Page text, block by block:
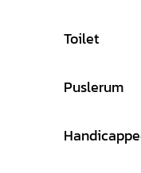
Toilet
Puslerum